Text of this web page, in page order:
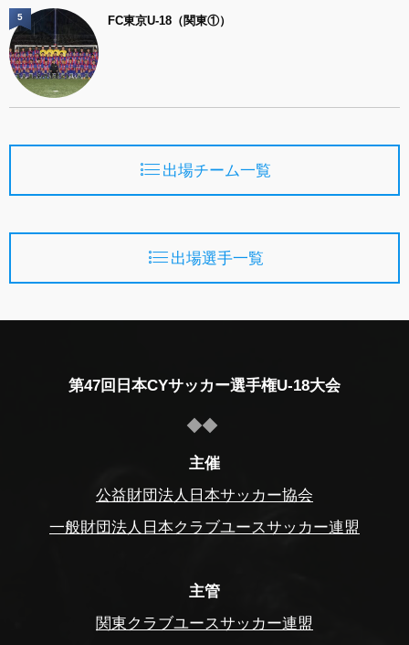
FC東京U-18（関東①）
5
出場チーム一覧
出場選手一覧
第47回日本CYサッカー選手権U-18大会
主催
公益財団法人日本サッカー協会
一般財団法人日本クラブユースサッカー連盟
主管
関東クラブユースサッカー連盟